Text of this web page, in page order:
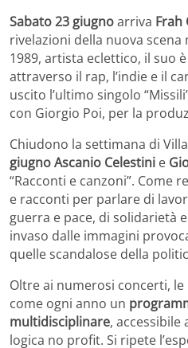
Sabato23 giugnoarriva Frah
rivelazioni della nuova scena
1989, artista eclettico, il suo
attraverso il rap, l’indie e il
uscito l’ultimo singolo
con Giorgio Poi, per la
Chiudono la settimana di
giugnoAscanio Celestini e
“Racconti e canzoni”. Come
e racconti per parlare di
guerra e pace, di solidarietà
invaso dalle immagini
quelle scandalose della
Oltre ai numerosi concerti,
come ogni anno un
multidisciplinare,
logica no profit. Si ripete